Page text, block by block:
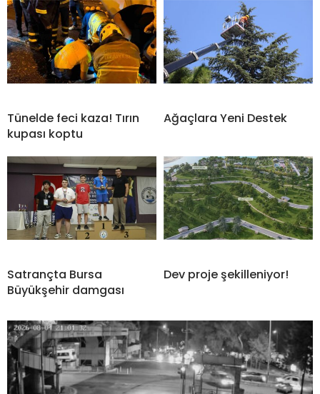
Tünelde feci kaza! Tırın
kupası koptu
Ağaçlara Yeni Destek
Satrançta Bursa
Büyükşehir damgası
Dev proje şekilleniyor!